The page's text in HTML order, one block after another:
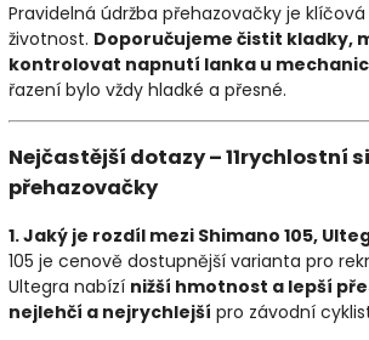
Pravidelná údržba přehazovačky je
životnost. Doporučujeme čistit kladky,
kontrolovat napnutí lanka u
řazení bylo vždy hladké a přesné.
Nejčastější dotazy – 11rychlostní
přehazovačky
1. Jaký je rozdíl mezi Shimano 105,
105 je cenově dostupnější varianta pro
Ultegra nabízí nižší hmotnost a lepší
nejlehčí a nejrychlejší pro závodní